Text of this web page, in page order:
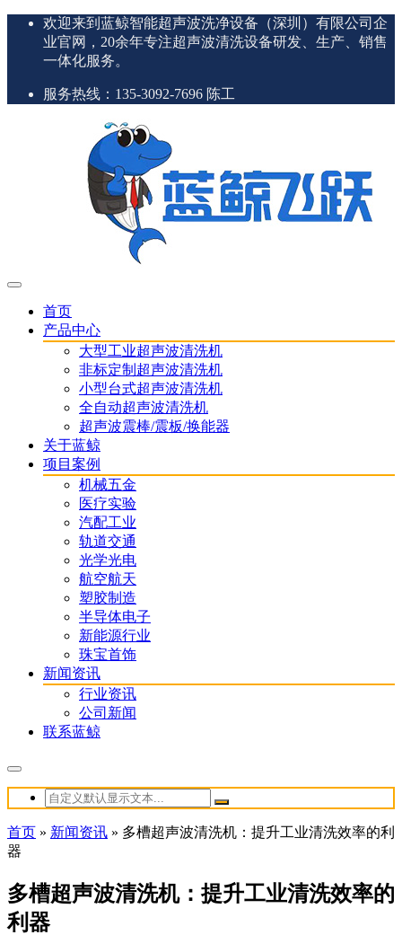
欢迎来到蓝鲸智能超声波洗净设备（深圳）有限公司企
业官网，20余年专注超声波清洗设备研发、生产、销售
一体化服务。
服务热线：135-3092-7696 陈工
首页
产品中心
大型工业超声波清洗机
非标定制超声波清洗机
小型台式超声波清洗机
全自动超声波清洗机
超声波震棒/震板/换能器
关于蓝鲸
项目案例
机械五金
医疗实验
汽配工业
轨道交通
光学光电
航空航天
塑胶制造
半导体电子
新能源行业
珠宝首饰
新闻资讯
行业资讯
公司新闻
联系蓝鲸
首页 » 新闻资讯 » 多槽超声波清洗机：提升工业清洗效率的利
器
多槽超声波清洗机：提升工业清洗效率的
利器